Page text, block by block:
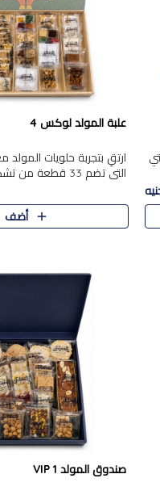
مع علبة لوكس 3 التي
علبة المولد لوكس 4
التي تضم 33 قطعة
ومتنوعة من أشهر
العلبة على الجزرية بالفول،..
أضف
صندوق المولد VIP 1